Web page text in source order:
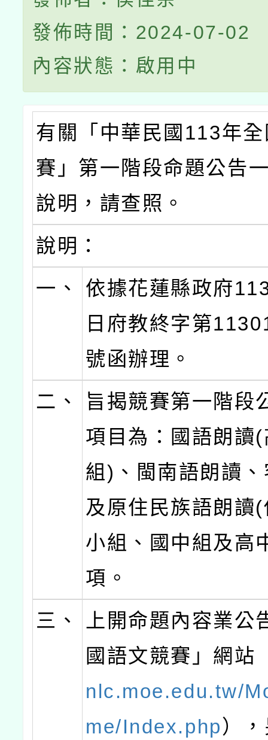
發佈時間：2024-07-02
內容狀態：啟用中
有關「中華民國113年
賽」第一階段命題公告
說明，請查照。
說明：
一、
依據花蓮縣政府
日府教終字第
號函辦理。
二、
旨揭競賽第一階段
項目為：國語朗讀
組)、閩南語朗讀
及原住民族語朗讀
小組、國中組及高
項。
三、
上開命題內容業公
國語文競賽」網站
nlc.moe.edu.tw/
me/Index.php）